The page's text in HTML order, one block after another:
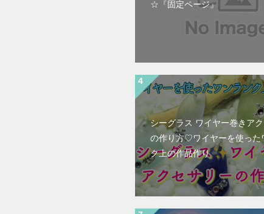
☆『固定ページ』
シーグラス ワイヤー巻きア
の作り方♡ワイヤーを使った
ク上の作品作り